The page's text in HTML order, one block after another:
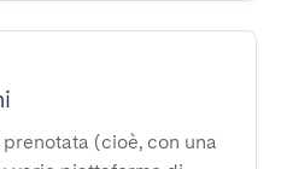
(cioè, con una